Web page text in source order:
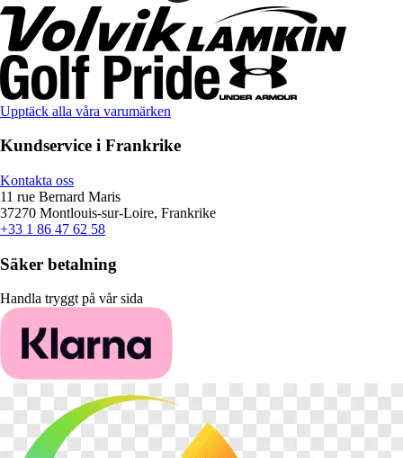
Upptäck alla våra varumärken
Kundservice i Frankrike
Kontakta oss
11 rue Bernard Maris
37270 Montlouis-sur-Loire, Frankrike
+33 1 86 47 62 58
Säker betalning
Handla tryggt på vår sida